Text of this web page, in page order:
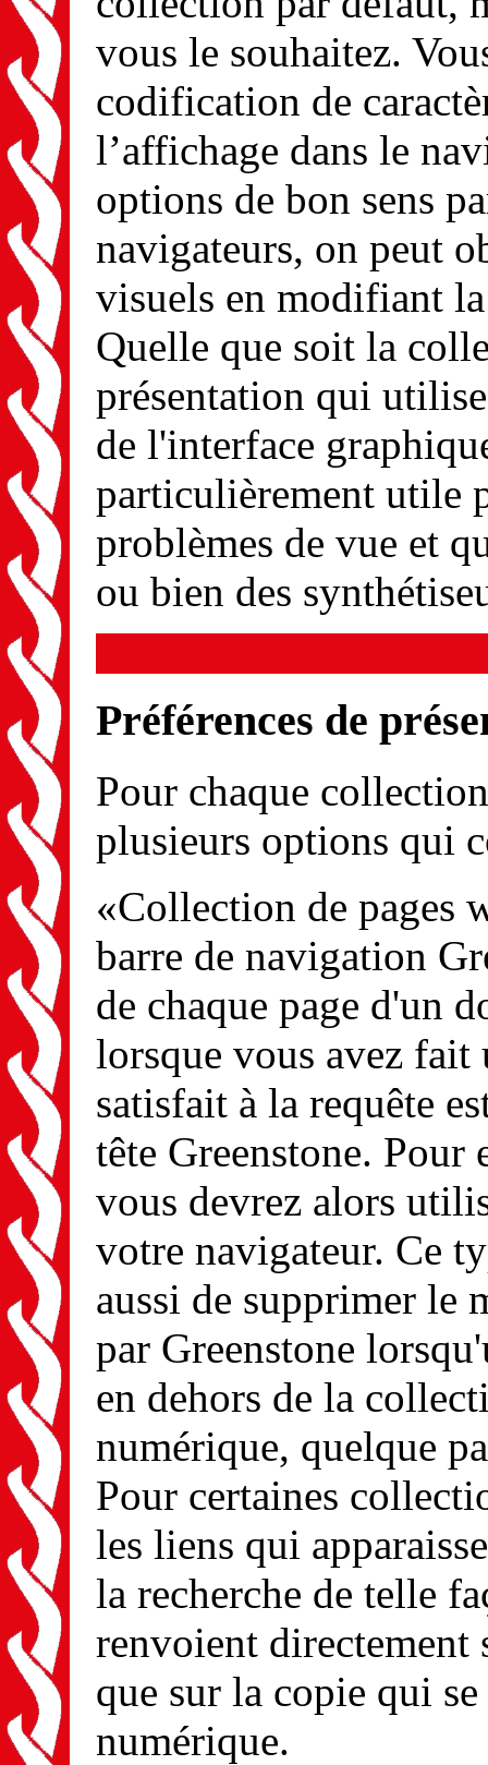
vous le souhaitez.
codification de
l’affichage dans le
options de bon sens
navigateurs, on peut
visuels en modifiant
Quelle que soit la
présentation qui
de l'interface
particulièrement utile
problèmes de vue et
ou bien des
Préférences de
Pour chaque
plusieurs options qui
«Collection de pages
barre de navigation
de chaque page d'un
lorsque vous avez fait
satisfait à la requête
tête Greenstone. Pour
vous devrez alors
votre navigateur. Ce
aussi de supprimer le
par Greenstone
en dehors de la
numérique, quelque
Pour certaines
les liens qui
la recherche de telle
renvoient
que sur la copie qui
numérique.